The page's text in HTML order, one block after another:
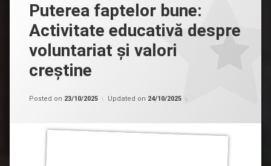
Puterea faptelor bune:
Activitate educativă despre
voluntariat și valori
creștine
Posted on 23/10/2025 Updated on 24/10/2025